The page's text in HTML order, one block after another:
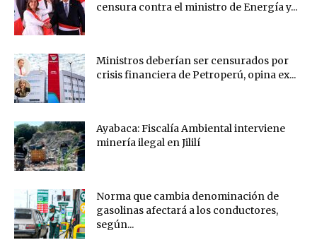
censura contra el ministro de Energía y...
Ministros deberían ser censurados por
crisis financiera de Petroperú, opina ex...
Ayabaca: Fiscalía Ambiental interviene
minería ilegal en Jililí
Norma que cambia denominación de
gasolinas afectará a los conductores,
según...